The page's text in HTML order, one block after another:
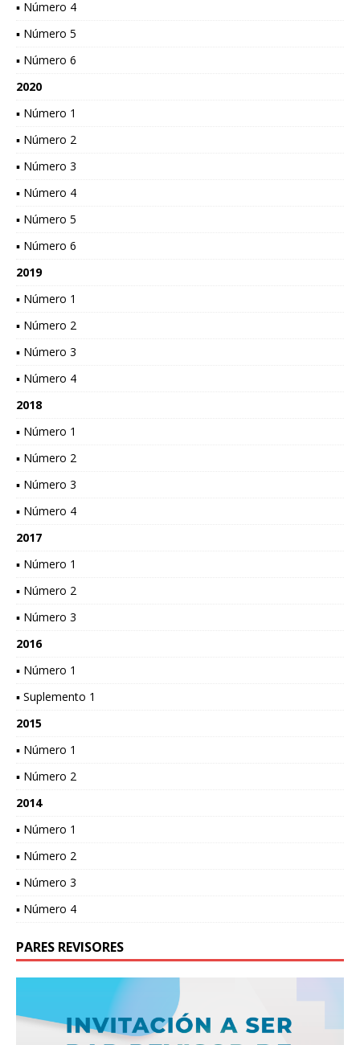
▪ Número 4
▪ Número 5
▪ Número 6
2020
▪ Número 1
▪ Número 2
▪ Número 3
▪ Número 4
▪ Número 5
▪ Número 6
2019
▪ Número 1
▪ Número 2
▪ Número 3
▪ Número 4
2018
▪ Número 1
▪ Número 2
▪ Número 3
▪ Número 4
2017
▪ Número 1
▪ Número 2
▪ Número 3
2016
▪ Número 1
▪ Suplemento 1
2015
▪ Número 1
▪ Número 2
2014
▪ Número 1
▪ Número 2
▪ Número 3
▪ Número 4
PARES REVISORES